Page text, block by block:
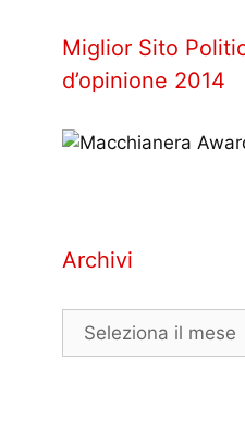
Miglior Sito
d’opinione 2014
Archivi
Archivi